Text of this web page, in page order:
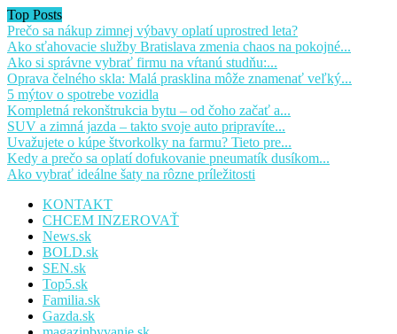
Top Posts
Prečo sa nákup zimnej výbavy oplatí uprostred leta?
Ako sťahovacie služby Bratislava zmenia chaos na pokojné...
Ako si správne vybrať firmu na vŕtanú studňu:...
Oprava čelného skla: Malá prasklina môže znamenať veľký...
5 mýtov o spotrebe vozidla
Kompletná rekonštrukcia bytu – od čoho začať a...
SUV a zimná jazda – takto svoje auto pripravíte...
Uvažujete o kúpe štvorkolky na farmu? Tieto pre...
Kedy a prečo sa oplatí dofukovanie pneumatík dusíkom...
Ako vybrať ideálne šaty na rôzne príležitosti
KONTAKT
CHCEM INZEROVAŤ
News.sk
BOLD.sk
SEN.sk
Top5.sk
Familia.sk
Gazda.sk